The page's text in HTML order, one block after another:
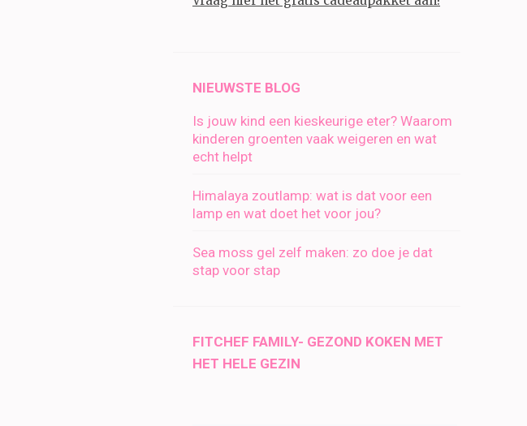
NIEUWSTE BLOG
Is jouw kind een kieskeurige eter? Waarom
kinderen groenten vaak weigeren en wat
echt helpt
Himalaya zoutlamp: wat is dat voor een
lamp en wat doet het voor jou?
Sea moss gel zelf maken: zo doe je dat
stap voor stap
FITCHEF FAMILY- GEZOND KOKEN MET
HET HELE GEZIN